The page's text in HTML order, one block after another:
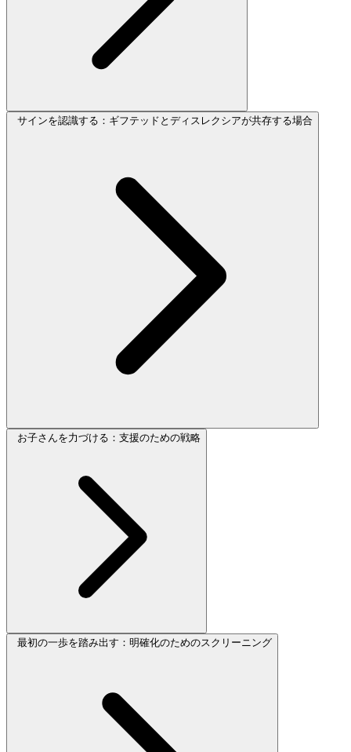
サインを認識する：ギフテッドとディスレクシアが共存する場合
お子さんを力づける：支援のための戦略
最初の一歩を踏み出す：明確化のためのスクリーニング